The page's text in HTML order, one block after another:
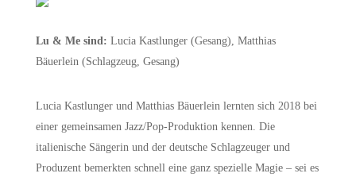
Lu & Me sind: Lucia Kastlunger (Gesang), Matthias
Bäuerlein (Schlagzeug, Gesang)
Lucia Kastlunger und Matthias Bäuerlein lernten sich 2018 bei
einer gemeinsamen Jazz/Pop-Produktion kennen. Die
italienische Sängerin und der deutsche Schlagzeuger und
Produzent bemerkten schnell eine ganz spezielle Magie – sei es